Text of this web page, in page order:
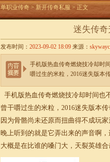
单职业传奇 > 新开传奇私服 > 正文
迷失传
发布时间： 2023-09-02 18:09 来源：
手机版热血传奇燃烧技冷却时
嚼过生的米粒，2016迷失版本
手机版热血传奇燃烧技冷却时间也
曾干嚼过生的米粒，2016迷失版本
因为骨骼尚未还原而扭曲得不成玩
晚上听到的就是它弄出来的声音啊
大概是在比谁的嗓门大，天裂英雄合